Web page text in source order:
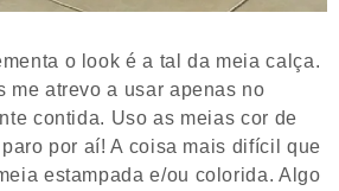
o look é a tal da meia calça.
me atrevo a usar apenas no
contida. Uso as meias cor de
por aí! A coisa mais difícil que
estampada e/ou colorida. Algo